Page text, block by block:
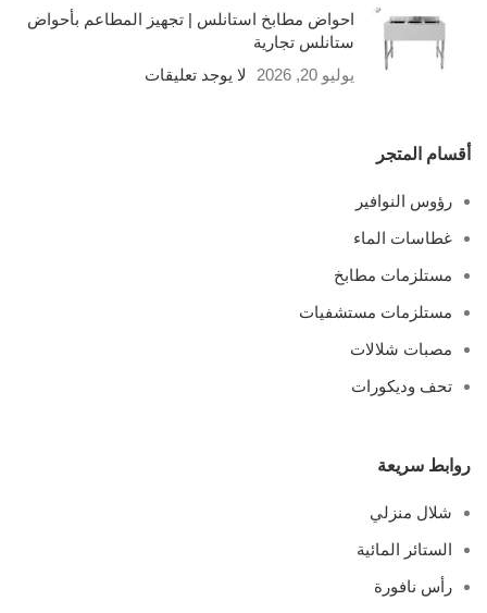
احواض مطابخ استانلس | تجهيز المطاعم بأحواض
ستانلس تجارية
يوليو 20, 2026
لا يوجد تعليقات
أقسام المتجر
رؤوس النوافير
غطاسات الماء
مستلزمات مطابخ
مستلزمات مستشفيات
مصبات شلالات
تحف وديكورات
روابط سريعة
شلال منزلي
الستائر المائية
رأس نافورة